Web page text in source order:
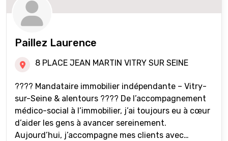
Paillez Laurence
8 PLACE JEAN MARTIN VITRY SUR SEINE
???? Mandataire immobilier indépendante – Vitry-
sur-Seine & alentours ???? De l’accompagnement
médico-social à l’immobilier, j’ai toujours eu à cœur
d’aider les gens à avancer sereinement.
Aujourd’hui, j’accompagne mes clients avec